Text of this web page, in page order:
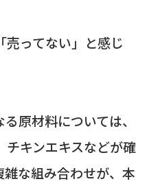
売ってない」と感じ
原材料については、
キンエキスなどが確
な組み合わせが、本